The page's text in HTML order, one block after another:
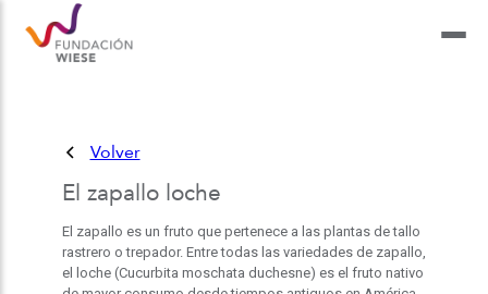
Volver
El zapallo loche
El zapallo es un fruto que pertenece a las plantas de tallo
rastrero o trepador. Entre todas las variedades de zapallo,
el loche (Cucurbita moschata duchesne) es el fruto nativo